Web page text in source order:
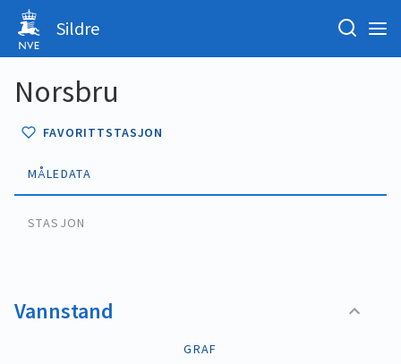
Sildre
Norsbru
FAVORITTSTASJON
MÅLEDATA
STASJON
Vannstand
GRAF